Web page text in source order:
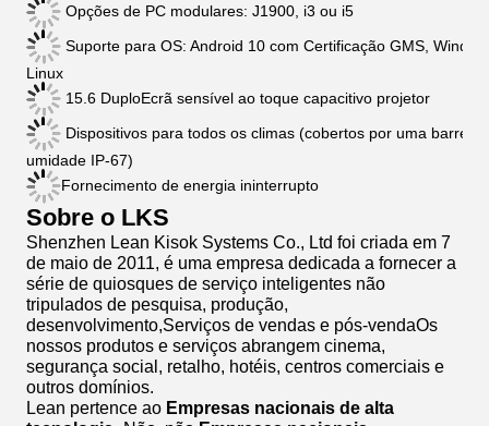
Opções de PC modulares: J1900, i3 ou i5
Suporte para OS: Android 10 com Certificação GMS,
Linux
15.6 DuploEcrã sensível ao toque capacitivo projetor
Dispositivos para todos os climas (cobertos por uma barreira
umidade IP-67)
Fornecimento de energia ininterrupto
Sobre o LKS
Shenzhen Lean Kisok Systems Co., Ltd foi criada em 7
de maio de 2011, é uma empresa dedicada a fornecer a
série de quiosques de serviço inteligentes não
tripulados de pesquisa, produção,
desenvolvimento,Serviços de vendas e pós-vendaOs
nossos produtos e serviços abrangem cinema,
segurança social, retalho, hotéis, centros comerciais e
outros domínios.
Lean pertence ao Empresas nacionais de alta